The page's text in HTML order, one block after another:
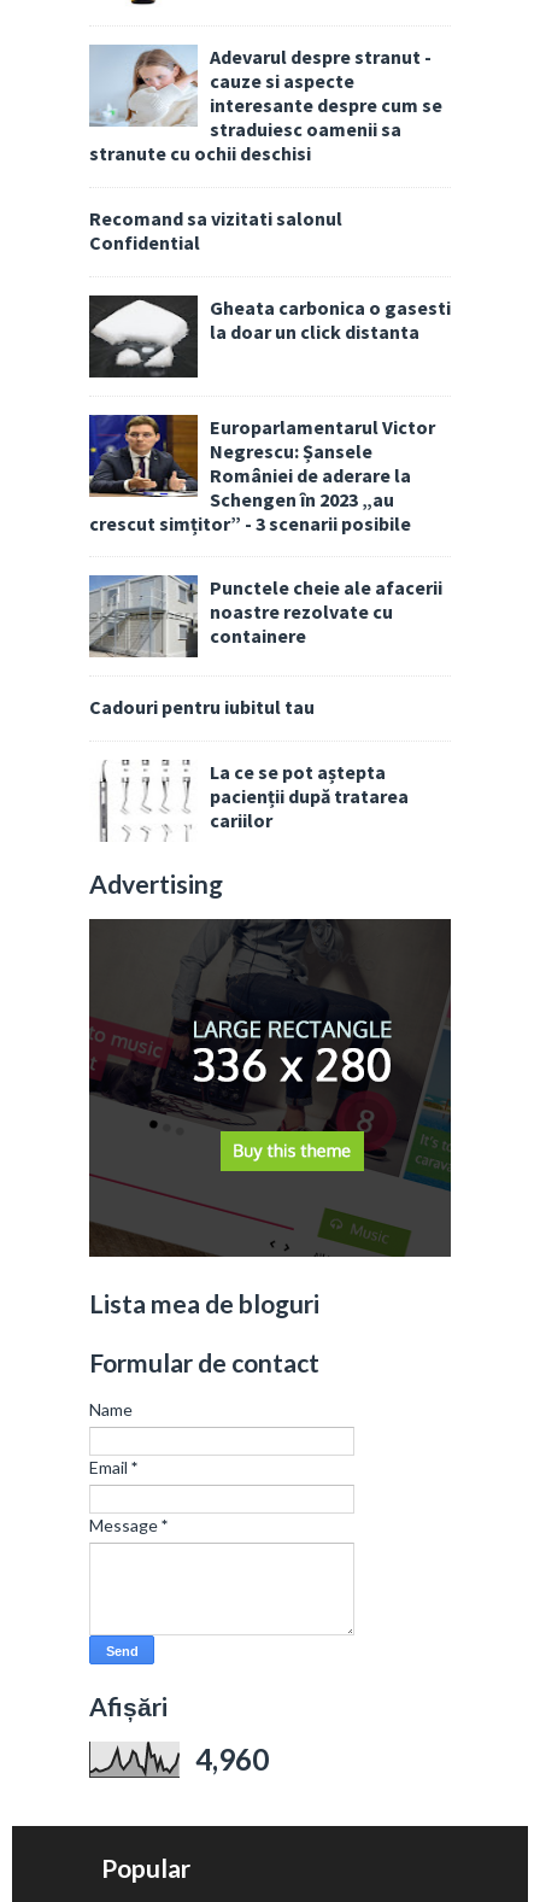
Adevarul despre stranut -
cauze si aspecte
interesante despre cum se
straduiesc oamenii sa
stranute cu ochii deschisi
Recomand sa vizitati salonul
Confidential
Gheata carbonica o gasesti
la doar un click distanta
Europarlamentarul Victor
Negrescu: Șansele
României de aderare la
Schengen în 2023 „au
crescut simțitor” - 3 scenarii posibile
Punctele cheie ale afacerii
noastre rezolvate cu
containere
Cadouri pentru iubitul tau
La ce se pot aștepta
pacienții după tratarea
cariilor
Advertising
Lista mea de bloguri
Formular de contact
Name
Email *
Message*
Afișări
4,960
Popular